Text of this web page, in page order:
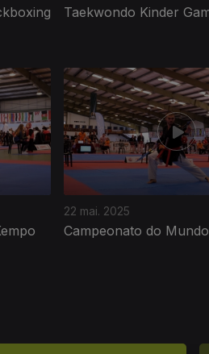
Taekwondo Kinder
22 mai. 2025
Campeonato do